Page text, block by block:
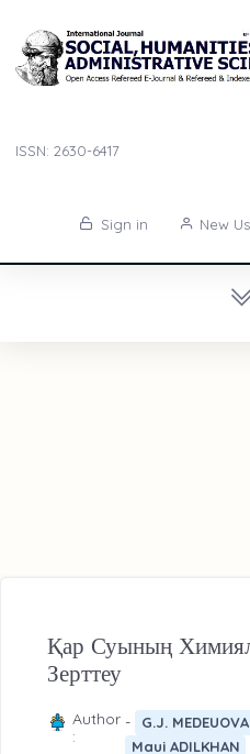
ISSN: 2630-6417
Sign in New
Қар Суының
Зерттеу
Author
:
- G.J. MEDEUOVA
Maui ADILKHAN